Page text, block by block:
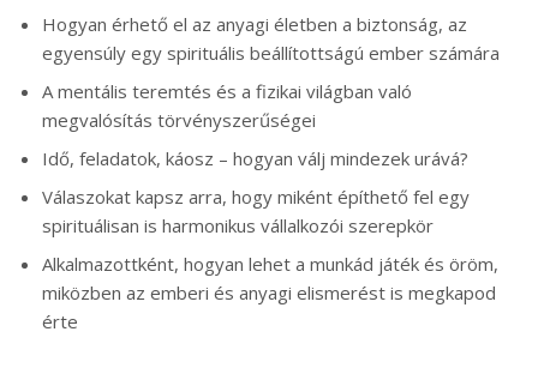
Hogyan érhető el az anyagi életben a biztonság, az
egyensúly egy spirituális beállítottságú ember számára
A mentális teremtés és a fizikai világban való
megvalósítás törvényszerűségei
Idő, feladatok, káosz – hogyan válj mindezek urává?
Válaszokat kapsz arra, hogy miként építhető fel egy
spirituálisan is harmonikus vállalkozói szerepkör
Alkalmazottként, hogyan lehet a munkád játék és öröm,
miközben az emberi és anyagi elismerést is megkapod
érte